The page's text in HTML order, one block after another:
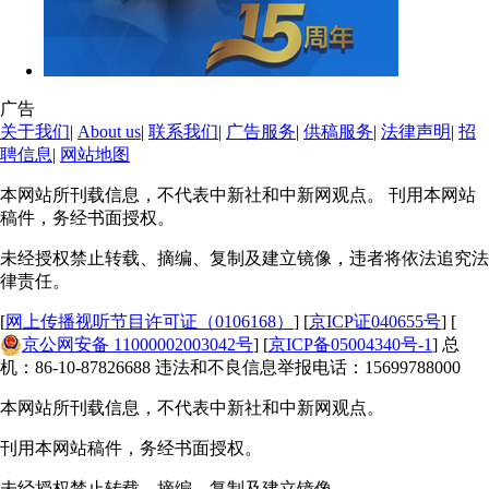
广告
关于我们| About us| 联系我们| 广告服务| 供稿服务| 法律声明| 招
聘信息| 网站地图
本网站所刊载信息，不代表中新社和中新网观点。 刊用本网站
稿件，务经书面授权。
未经授权禁止转载、摘编、复制及建立镜像，违者将依法追究法
律责任。
[网上传播视听节目许可证（0106168） ] [京ICP证040655号] [
京公网安备 11000002003042号] [京ICP备05004340号-1] 总
机：86-10-87826688 违法和不良信息举报电话：15699788000
本网站所刊载信息，不代表中新社和中新网观点。
刊用本网站稿件，务经书面授权。